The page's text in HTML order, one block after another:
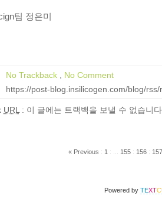
팀 정은미
No Trackback , No Comment
https://post-blog.insilicogen.com/blog/
URL : 이 글에는 트랙백을 보낼 수 없습니다
« Previous : 1 : 155 : 156 : 157
Powered by TEXTC